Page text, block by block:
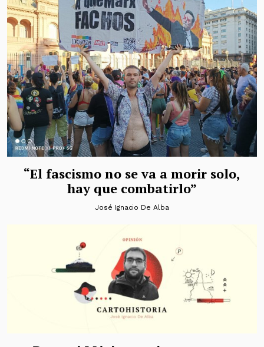
“El fascismo no se va a morir solo,
hay que combatirlo”
José Ignacio De Alba